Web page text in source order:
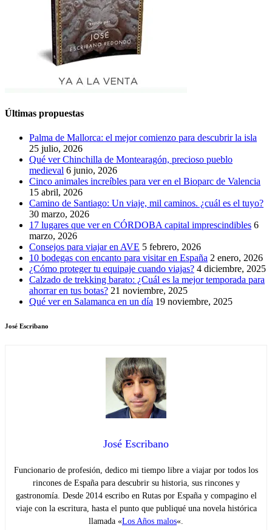
Últimas propuestas
Palma de Mallorca: el mejor comienzo para descubrir la isla
25 julio, 2026
Qué ver Chinchilla de Montearagón, precioso pueblo
medieval 6 junio, 2026
Cinco animales increíbles para ver en el Bioparc de Valencia
15 abril, 2026
Camino de Santiago: Un viaje, mil caminos. ¿cuál es el tuyo?
30 marzo, 2026
17 lugares que ver en CÓRDOBA capital imprescindibles 6
marzo, 2026
Consejos para viajar en AVE 5 febrero, 2026
10 bodegas con encanto para visitar en España 2 enero, 2026
¿Cómo proteger tu equipaje cuando viajas? 4 diciembre, 2025
Calzado de trekking barato: ¿Cuál es la mejor temporada para
ahorrar en tus botas? 21 noviembre, 2025
Qué ver en Salamanca en un día 19 noviembre, 2025
José Escribano
José Escribano
Funcionario de profesión, dedico mi tiempo libre a viajar por todos los
rincones de España para descubrir su historia, sus rincones y
gastronomía. Desde 2014 escribo en Rutas por España y compagino el
viaje con la escritura, hasta el punto que publiqué una novela histórica
llamada «Los Años malos«.